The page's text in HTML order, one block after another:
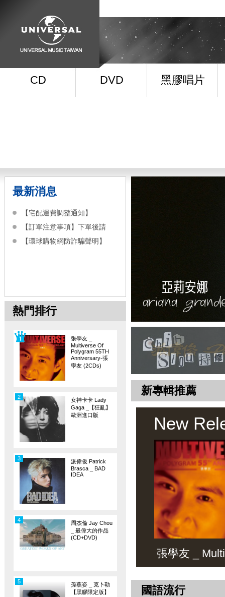
CD DVD 黑膠唱片
最新消息
【宅配運費調整通知】
【訂單注意事項】下單後請
【環球購物網防詐騙聲明】
熱門排行
張學友 _
Multiverse Of
Polygram 55TH
Anniversary-張
學友 (2CDs)
女神卡卡 Lady
Gaga _【狂亂】
歐洲進口版
2
派偉俊 Patrick
Brasca _ BAD
IDEA
3
周杰倫 Jay Chou
_ 最偉大的作品
(CD+DVD)
4
孫燕姿 _ 克卜勒
【黑膠限定版】
5
新專輯推薦
New
張學友 _
國語流行